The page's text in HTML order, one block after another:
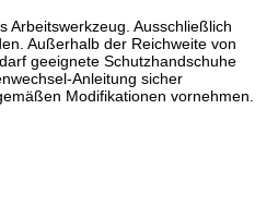
Arbeitswerkzeug. Ausschließlich
Außerhalb der Reichweite von
geeignete Schutzhandschuhe
Anleitung sicher
Modifikationen vornehmen.